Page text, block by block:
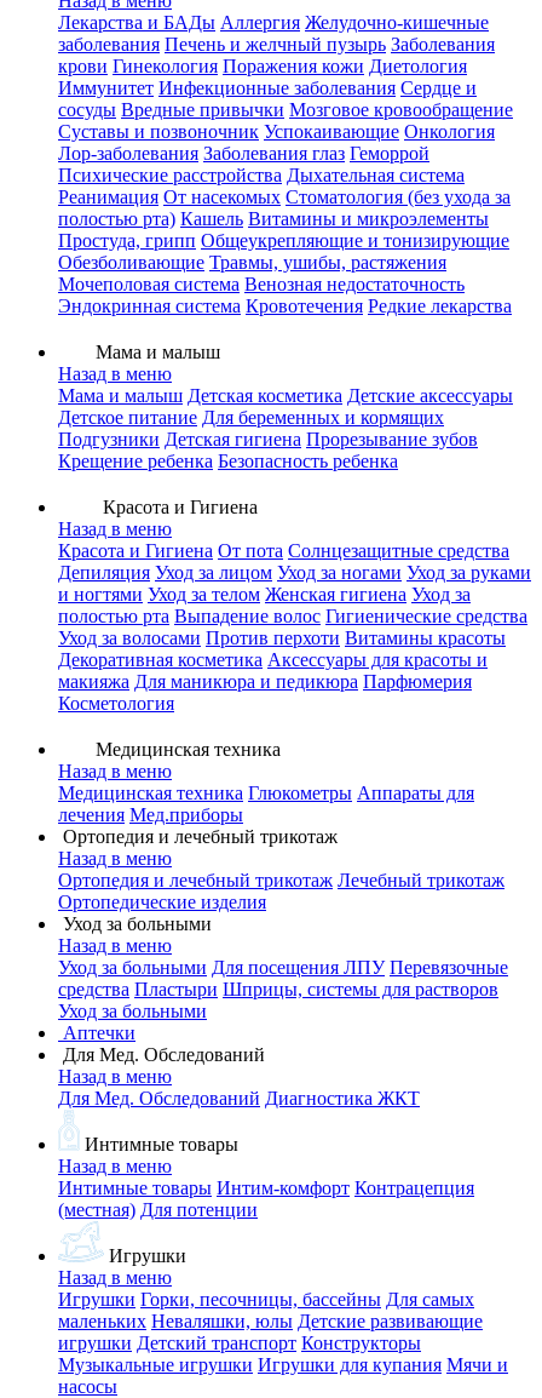
Лекарства и БАДы Аллергия Желудочно-кишечные
заболевания Печень и желчный пузырь Заболевания
крови Гинекология Поражения кожи Диетология
Иммунитет Инфекционные заболевания Сердце и
сосуды Вредные привычки Мозговое кровообращение
Суставы и позвоночник Успокаивающие Онкология
Лор-заболевания Заболевания глаз Геморрой
Психические расстройства Дыхательная система
Реанимация От насекомых Стоматология (без ухода за
полостью рта) Кашель Витамины и микроэлементы
Простуда, грипп Общеукрепляющие и тонизирующие
Обезболивающие Травмы, ушибы, растяжения
Мочеполовая система Венозная недостаточность
Эндокринная система Кровотечения Редкие лекарства
Мама и малыш
Назад в меню
Мама и малыш Детская косметика Детские аксессуары
Детское питание Для беременных и кормящих
Подгузники Детская гигиена Прорезывание зубов
Крещение ребенка Безопасность ребенка
Красота и Гигиена
Назад в меню
Красота и Гигиена От пота Солнцезащитные средства
Депиляция Уход за лицом Уход за ногами Уход за руками
и ногтями Уход за телом Женская гигиена Уход за
полостью рта Выпадение волос Гигиенические средства
Уход за волосами Против перхоти Витамины красоты
Декоративная косметика Аксессуары для красоты и
макияжа Для маникюра и педикюра Парфюмерия
Косметология
Медицинская техника
Назад в меню
Медицинская техника Глюкометры Аппараты для
лечения Мед.приборы
Ортопедия и лечебный трикотаж
Назад в меню
Ортопедия и лечебный трикотаж Лечебный трикотаж
Ортопедические изделия
Уход за больными
Назад в меню
Уход за больными Для посещения ЛПУ Перевязочные
средства Пластыри Шприцы, системы для растворов
Уход за больными
Аптечки
Для Мед. Обследований
Назад в меню
Для Мед. Обследований Диагностика ЖКТ
Интимные товары
Назад в меню
Интимные товары Интим-комфорт Контрацепция
(местная) Для потенции
Игрушки
Назад в меню
Игрушки Горки, песочницы, бассейны Для самых
маленьких Неваляшки, юлы Детские развивающие
игрушки Детский транспорт Конструкторы
Музыкальные игрушки Игрушки для купания Мячи и
насосы